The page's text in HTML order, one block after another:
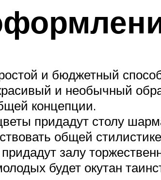
и бюджетный
и необычный
концепции.
придадут столу
общей
залу
будет окутан